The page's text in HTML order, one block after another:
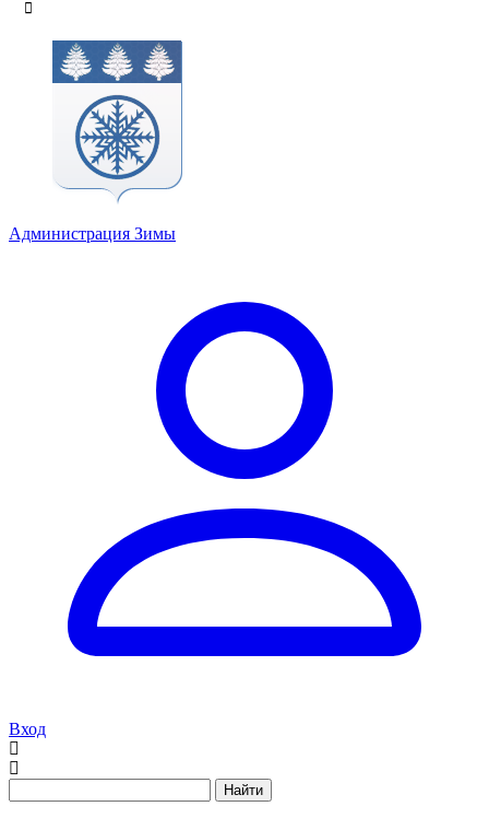
Администрация Зимы
Вход
Найти